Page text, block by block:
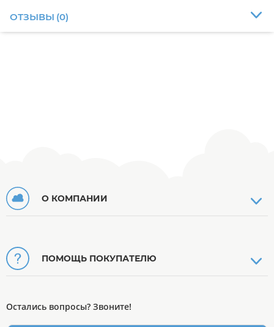
ОТЗЫВЫ (0)
О КОМПАНИИ
ПОМОЩЬ ПОКУПАТЕЛЮ
Остались вопросы? Звоните!